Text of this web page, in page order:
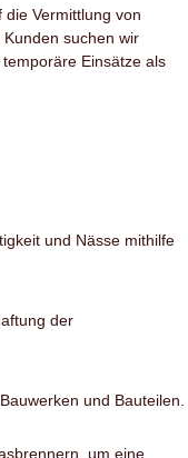
Vermittlung von
suchen wir
Einsätze als
und Nässe mithilfe
der
und Bauteilen.
um eine